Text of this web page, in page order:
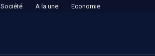
Société A la une Economie